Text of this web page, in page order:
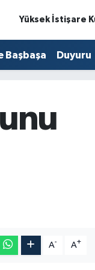
Yüksek İstişare
Başbaşa Duyuru
A- A+